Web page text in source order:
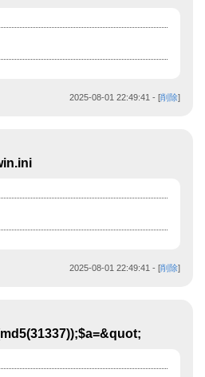
2025-08-01 22:49:41 - [削除]
2025-08-01 22:49:41 - [削除]